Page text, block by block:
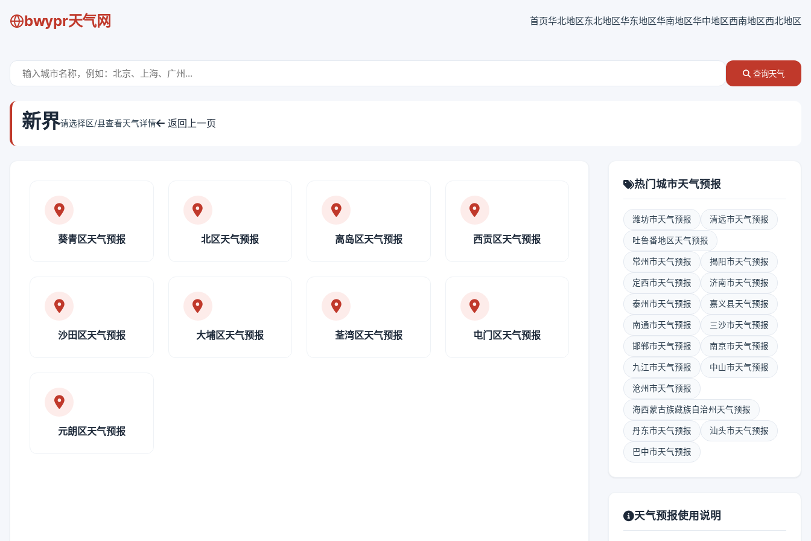
bwypr天气网 首页华北地区东北地区华东地区华南地区华中地区西南地区西北地区
查询天气
新界请选择区/县查看天气详情 返回上一页
葵青区天气预报 北区天气预报 离岛区天气预报 西贡区天气预报
沙田区天气预报 大埔区天气预报 荃湾区天气预报 屯门区天气预报
元朗区天气预报
热门城市天气预报
潍坊市天气预报 清远市天气预报
吐鲁番地区天气预报
常州市天气预报 揭阳市天气预报
定西市天气预报 济南市天气预报
泰州市天气预报 嘉义县天气预报
南通市天气预报 三沙市天气预报
邯郸市天气预报 南京市天气预报
九江市天气预报 中山市天气预报
沧州市天气预报
海西蒙古族藏族自治州天气预报
丹东市天气预报 汕头市天气预报
巴中市天气预报
天气预报使用说明